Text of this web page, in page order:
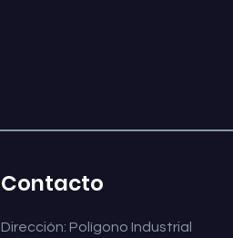
Dirección: Polígono Industrial
Contacto